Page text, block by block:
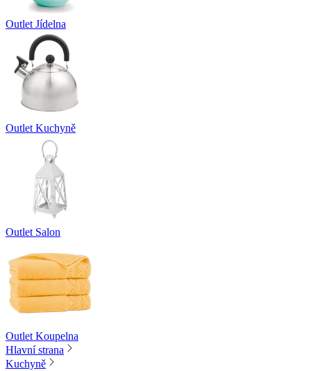
Outlet Jídelna
Outlet Kuchyně
Outlet Salon
Outlet Koupelna
Hlavní strana
Kuchyně